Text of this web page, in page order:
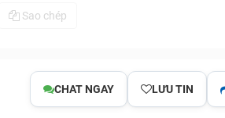
Sao chép
CHAT NGAY LƯU TIN